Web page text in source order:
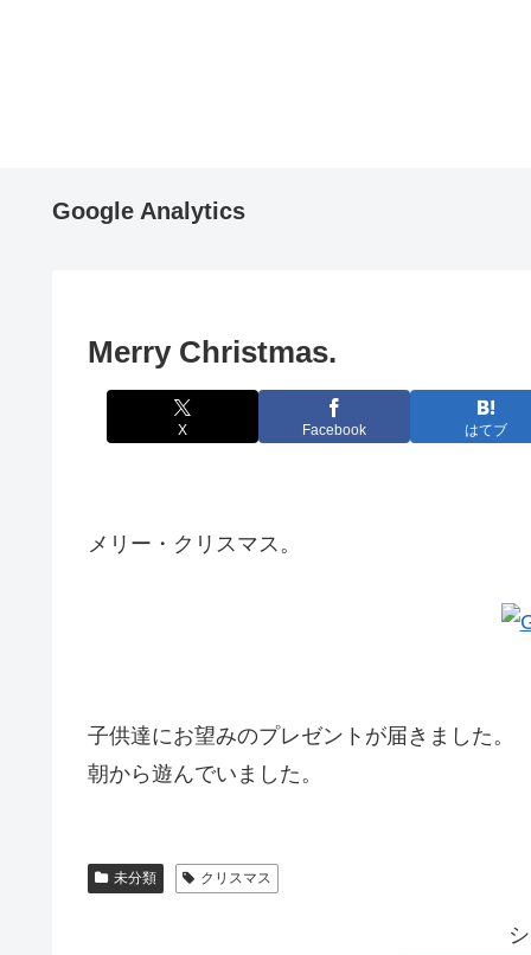
Google Analytics
Merry Christmas.
X Facebook はてブ
メリー・クリスマス。
子供達にお望みのプレゼントが届きました。
朝から遊んでいました。
未分類 クリスマス